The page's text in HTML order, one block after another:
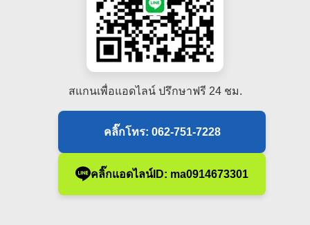
สแกนเพื่อแอดไลน์ ปรึกษาฟรี 24 ชม.
คลิ๊กโทร: 062-751-7228
คลิ๊กแอดไลน์ID: ma0914673301